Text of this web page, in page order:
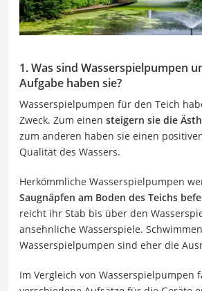
1. Was sind Wasserspielpumpen
Aufgabe haben sie?
Wasserspielpumpen für den Teich
Zweck. Zum einen steigern sie die
zum anderen haben sie einen
Qualität des Wassers.
Herkömmliche Wasserspielpumpen
Saugnäpfen am Boden des Teichs
reicht ihr Stab bis über den
ansehnliche Wasserspiele.
Wasserspielpumpen sind eher die
Im Vergleich von Wasserspielpumpen